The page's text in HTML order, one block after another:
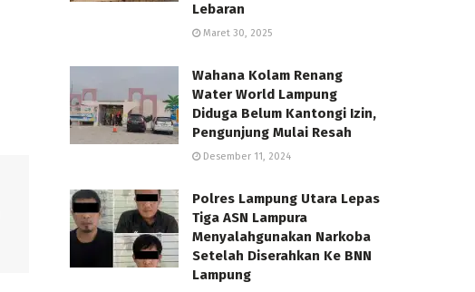
Lebaran
Maret 30, 2025
Wahana Kolam Renang
Water World Lampung
Diduga Belum Kantongi Izin,
Pengunjung Mulai Resah
Desember 11, 2024
Polres Lampung Utara Lepas
Tiga ASN Lampura
Menyalahgunakan Narkoba
Setelah Diserahkan Ke BNN
Lampung